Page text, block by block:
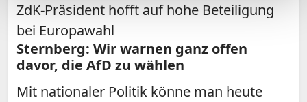
ZdK-Präsident hofft auf hohe Beteiligung
bei Europawahl
Sternberg: Wir warnen ganz offen
davor, die AfD zu wählen
Mit nationaler Politik könne man heute